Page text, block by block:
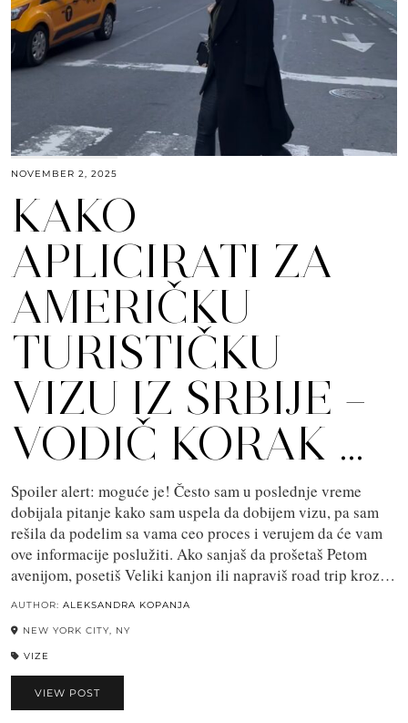
NOVEMBER 2, 2025
KAKO
APLICIRATI ZA
AMERIČKU
TURISTIČKU
VIZU IZ SRBIJE –
VODIČ KORAK …
Spoiler alert: moguće je! Često sam u poslednje vreme
dobijala pitanje kako sam uspela da dobijem vizu, pa sam
rešila da podelim sa vama ceo proces i verujem da će vam
ove informacije poslužiti. Ako sanjaš da prošetaš Petom
avenijom, posetiš Veliki kanjon ili napraviš road trip kroz…
AUTHOR: ALEKSANDRA KOPANJA
NEW YORK CITY, NY
VIZE
VIEW POST